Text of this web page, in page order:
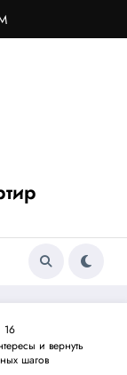
16
и вернуть
шагов